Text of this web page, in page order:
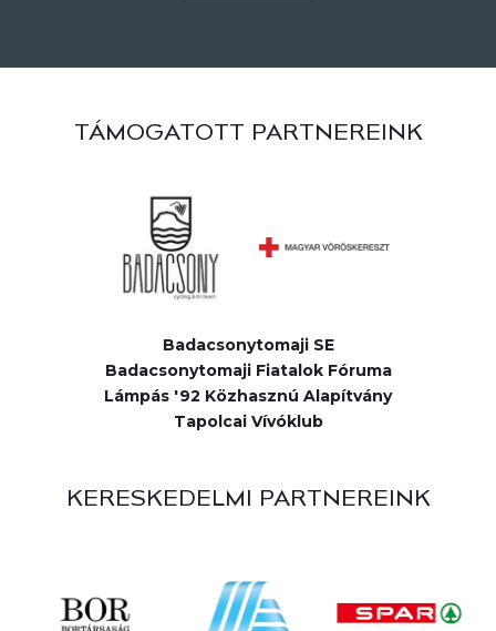
TÁMOGATOTT PARTNEREINK
Badacsonytomaji SE
Badacsonytomaji Fiatalok Fóruma
Lámpás '92 Közhasznú Alapítvány
Tapolcai Vívóklub
KERESKEDELMI PARTNEREINK